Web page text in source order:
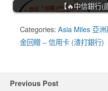
【🔥中信銀行
Categories: Asia Miles 亞
金回贈 – 信用卡 (渣打銀行)
Previous Post